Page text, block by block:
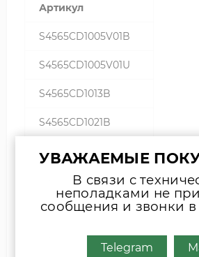
Артикул
S4565CD1005V01B
S4565CD1005V01U
S4565CD1013B
S4565CD1021B
S4565CD1021U
S4565CD1039B
S4565CD1039U
S4565CD1039UCS08
УВАЖАЕМЫЕ
В связи с
неполадками не
сообщения и звонки в
Telegram